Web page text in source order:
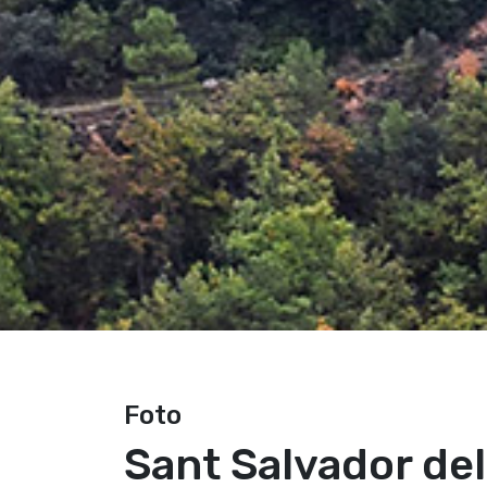
Foto
Sant Salvador